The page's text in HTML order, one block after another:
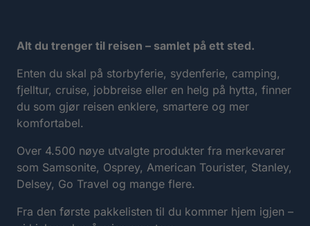
Alt du trenger til reisen – samlet på ett sted.
Enten du skal på storbyferie, sydenferie, camping,
fjelltur, cruise, jobbreise eller en helg på hytta, finner
du som gjør reisen enklere, smartere og mer
komfortabel.
Over 4.500 nøye utvalgte produkter fra merkevarer
som Samsonite, Osprey, American Tourister, Stanley,
Delsey, Go Travel og mange flere.
Fra den første pakkelisten til du kommer hjem igjen –